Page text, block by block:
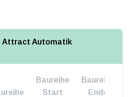
Attract Automatik
Baureihe
Start
Baureihe
Ende